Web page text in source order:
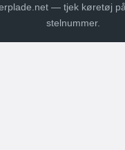
— tjek køretøj
stelnummer.